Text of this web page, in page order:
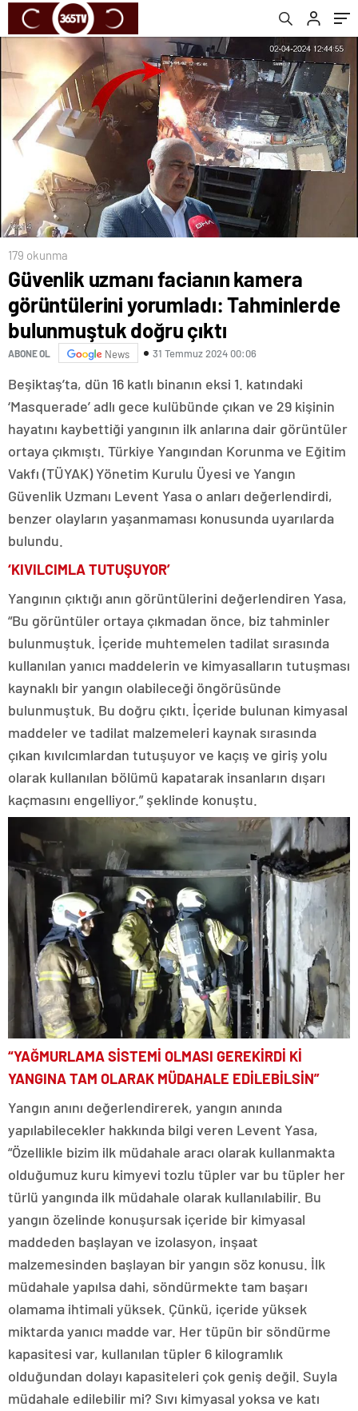
bulunmuştuk doğru çıktı
179 okunma
Güvenlik uzmanı facianın kamera
görüntülerini yorumladı: Tahminlerde
bulunmuştuk doğru çıktı
ABONE OL News 31 Temmuz 2024 00:06
Beşiktaş’ta, dün 16 katlı binanın eksi 1. katındaki
‘Masquerade’ adlı gece kulübünde çıkan ve 29 kişinin
hayatını kaybettiği yangının ilk anlarına dair görüntüler
ortaya çıkmıştı. Türkiye Yangından Korunma ve Eğitim
Vakfı (TÜYAK) Yönetim Kurulu Üyesi ve Yangın
Güvenlik Uzmanı Levent Yasa o anları değerlendirdi,
benzer olayların yaşanmaması konusunda uyarılarda
bulundu.
‘KIVILCIMLA TUTUŞUYOR’
Yangının çıktığı anın görüntülerini değerlendiren Yasa,
“Bu görüntüler ortaya çıkmadan önce, biz tahminler
bulunmuştuk. İçeride muhtemelen tadilat sırasında
kullanılan yanıcı maddelerin ve kimyasalların tutuşması
kaynaklı bir yangın olabileceği öngörüsünde
bulunmuştuk. Bu doğru çıktı. İçeride bulunan kimyasal
maddeler ve tadilat malzemeleri kaynak sırasında
çıkan kıvılcımlardan tutuşuyor ve kaçış ve giriş yolu
olarak kullanılan bölümü kapatarak insanların dışarı
kaçmasını engelliyor.” şeklinde konuştu.
“YAĞMURLAMA SİSTEMİ OLMASI GEREKİRDİ Kİ
YANGINA TAM OLARAK MÜDAHALE EDİLEBİLSİN”
Yangın anını değerlendirerek, yangın anında
yapılabilecekler hakkında bilgi veren Levent Yasa,
“Özellikle bizim ilk müdahale aracı olarak kullanmakta
olduğumuz kuru kimyevi tozlu tüpler var bu tüpler her
türlü yangında ilk müdahale olarak kullanılabilir. Bu
yangın özelinde konuşursak içeride bir kimyasal
maddeden başlayan ve izolasyon, inşaat
malzemesinden başlayan bir yangın söz konusu. İlk
müdahale yapılsa dahi, söndürmekte tam başarı
olamama ihtimali yüksek. Çünkü, içeride yüksek
miktarda yanıcı madde var. Her tüpün bir söndürme
kapasitesi var, kullanılan tüpler 6 kilogramlık
olduğundan dolayı kapasiteleri çok geniş değil. Suyla
müdahale edilebilir mi? Sıvı kimyasal yoksa ve katı